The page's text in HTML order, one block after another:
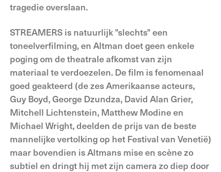
tragedie overslaan.
STREAMERS is natuurlijk "slechts" een
toneelverfilming, en Altman doet geen enkele
poging om de theatrale afkomst van zijn
materiaal te verdoezelen. De film is fenomenaal
goed geakteerd (de zes Amerikaanse acteurs,
Guy Boyd, George Dzundza, David Alan Grier,
Mitchell Lichtenstein, Matthew Modine en
Michael Wright, deelden de prijs van de beste
mannelijke vertolking op het Festival van Venetië)
maar bovendien is Altmans mise en scène zo
subtiel en dringt hij met zijn camera zo diep door